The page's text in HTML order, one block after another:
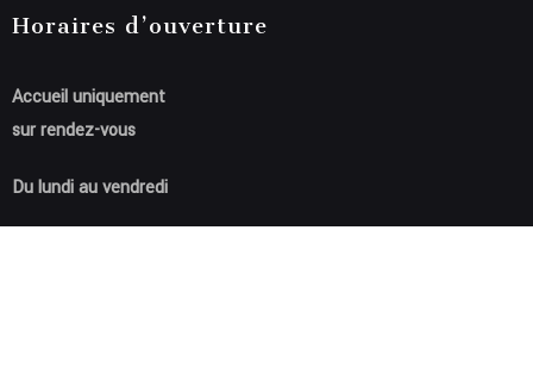
Horaires d’ouverture
Accueil uniquement
sur rendez-vous
Du lundi au vendredi